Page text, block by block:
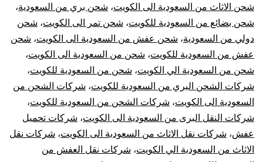
عفش
من
السعودية
للكويت
شحن الاثاث من السعودية الى الكويت، شحن بري من السعودية،
شحن بضائع من السعودية للكويت، شحن تمر الى الكويت، شحن
دولي من السعودية، شحن عفش من السعودية الى الكويت، شحن
عفش من السعودية للكويت، شحن من السعودية الى الكويت،
شحن من السعودية الي الكويت، شحن من السعودية للكويت،
شركات الشحن البري من السعودية للكويت، شركات الشحن من
السعودية الى الكويت، شركات الشحن من السعودية للكويت،
شركات النقل البرى من السعودية الى الكويت، شركات تحميل
عفش، شركات نقل الاثاث من السعودية الى الكويت، شركات نقل
الاثاث من السعودية الي الكويت، شركات نقل العفش من